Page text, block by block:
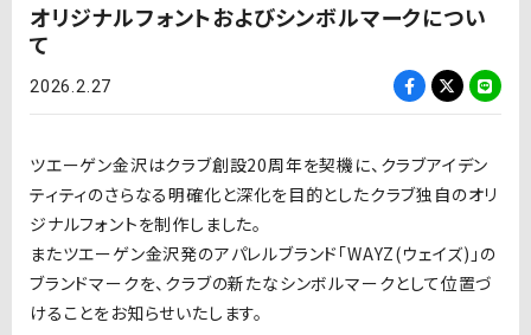
オリジナルフォントおよびシンボルマークについ
て
2026.2.27
ツエーゲン金沢はクラブ創設20周年を契機に、クラブアイデン
ティティのさらなる明確化と深化を目的としたクラブ独自のオリ
ジナルフォントを制作しました。
またツエーゲン金沢発のアパレルブランド「WAYZ(ウェイズ)」の
ブランドマークを、クラブの新たなシンボルマークとして位置づ
けることをお知らせいたします。